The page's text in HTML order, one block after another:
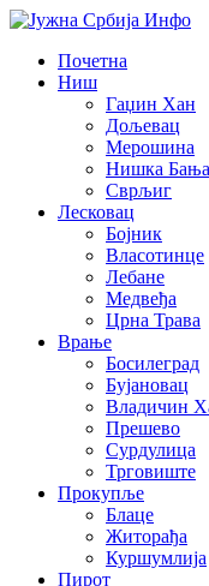
Почетна
Ниш
Гаџин Хан
Дољевац
Мерошина
Нишка Бања
Сврљиг
Лесковац
Бојник
Власотинце
Лебане
Медвеђа
Црна Трава
Врање
Босилеград
Бујановац
Владичин
Прешево
Сурдулица
Трговиште
Прокупље
Блаце
Житорађа
Куршумлија
Пирот